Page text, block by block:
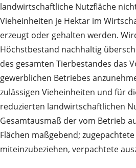
landwirtschaftliche Nutzfläche
Vieheinheiten je Hektar im
erzeugt oder gehalten werden.
Höchstbestand nachhaltig
des gesamten Tierbestandes das
gewerblichen Betriebes
zulässigen Vieheinheiten und für
reduzierten landwirtschaftlichen
Gesamtausmaß der vom Betrieb
Flächen maßgebend;
miteinzubeziehen, verpachtete